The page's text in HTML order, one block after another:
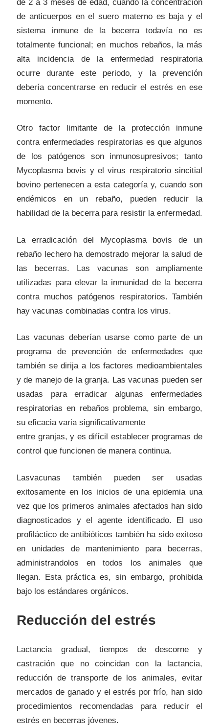
de 2 a 3 meses de edad, cuando la concentración
de anticuerpos en el suero materno es baja y el
sistema inmune de la becerra todavía no es
totalmente funcional; en muchos rebaños, la más
alta incidencia de la enfermedad respiratoria
ocurre durante este periodo, y la prevención
debería concentrarse en reducir el estrés en ese
momento.
Otro factor limitante de la protección inmune
contra enfermedades respiratorias es que algunos
de los patógenos son inmunosupresivos; tanto
Mycoplasma bovis y el virus respiratorio sincitial
bovino pertenecen a esta categoría y, cuando son
endémicos en un rebaño, pueden reducir la
habilidad de la becerra para resistir la enfermedad.
La erradicación del Mycoplasma bovis de un
rebaño lechero ha demostrado mejorar la salud de
las becerras. Las vacunas son ampliamente
utilizadas para elevar la inmunidad de la becerra
contra muchos patógenos respiratorios. También
hay vacunas combinadas contra los virus.
Las vacunas deberían usarse como parte de un
programa de prevención de enfermedades que
también se dirija a los factores medioambientales
y de manejo de la granja. Las vacunas pueden ser
usadas para erradicar algunas enfermedades
respiratorias en rebaños problema, sin embargo,
su eficacia varia significativamente
entre granjas, y es difícil establecer programas de
control que funcionen de manera continua.
Lasvacunas también pueden ser usadas
exitosamente en los inicios de una epidemia una
vez que los primeros animales afectados han sido
diagnosticados y el agente identificado. El uso
profiláctico de antibióticos también ha sido exitoso
en unidades de mantenimiento para becerras,
administrandolos en todos los animales que
llegan. Esta práctica es, sin embargo, prohibida
bajo los estándares orgánicos.
Reducción del estrés
Lactancia gradual, tiempos de descorne y
castración que no coincidan con la lactancia,
reducción de transporte de los animales, evitar
mercados de ganado y el estrés por frío, han sido
procedimientos recomendadas para reducir el
estrés en becerras jóvenes.